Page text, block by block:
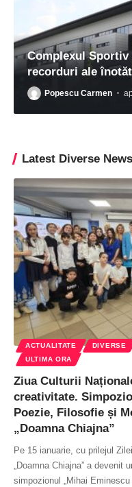
Complexul Sportiv
recorduri ale
Popescu Carmen
Latest Diverse News
ACTUALITATE DIVERSE
ULTIMA ORA
Ziua Culturii
creativitate.
Poezie, Filosofie și
„Doamna Chiajna”
Pe 15 ianuarie, cu prilejul
„Doamna Chiajna” a devenit
simpozionul „Mihai